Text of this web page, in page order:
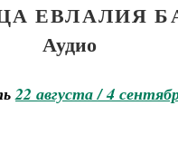
ЕВЛАЛИЯ
Аудио
22 августа / 4